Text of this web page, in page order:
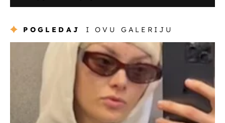
POGLEDAJ I OVU GALERIJU